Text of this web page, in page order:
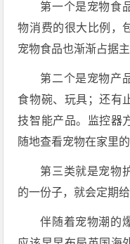
第一个是宠物食
物消费的很大比例，
宠物食品也渐渐占据主
第二个是宠物产
食物碗、玩具；还有
技智能产品。监控器
随地查看宠物在家里的
第三类就是宠物
的一份子，就会定期
伴随着宠物潮的